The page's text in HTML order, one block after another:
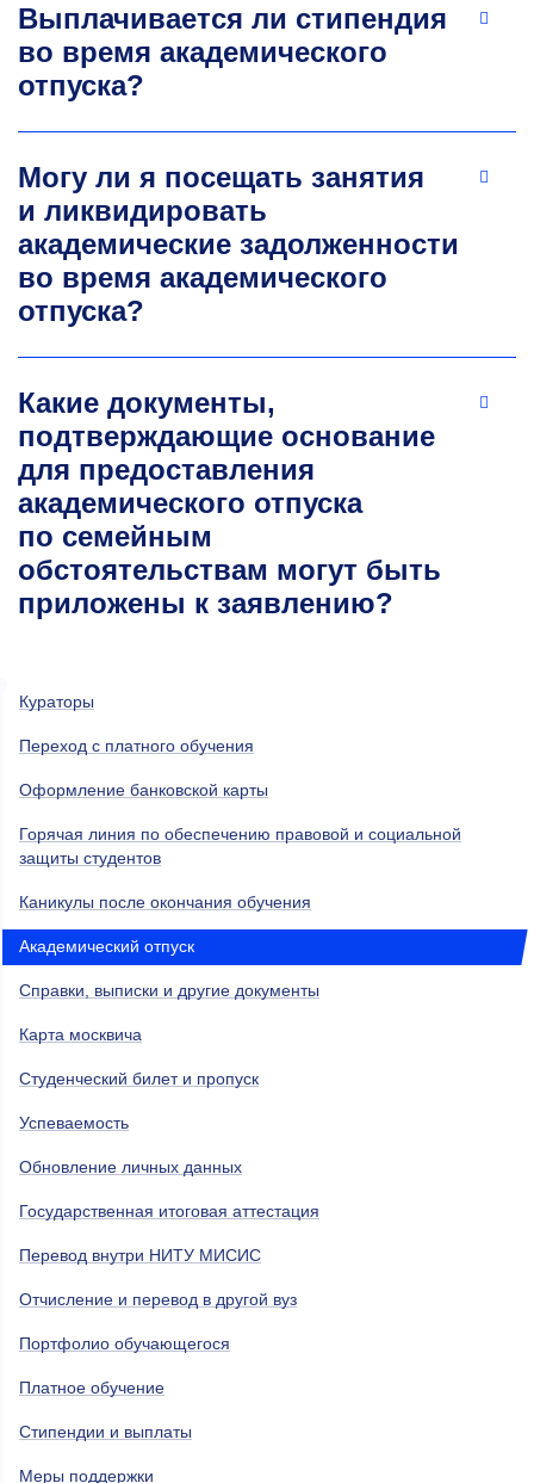
Выплачивается ли стипендия
во время академического
отпуска?
Могу ли я посещать занятия
и ликвидировать
академические задолженности
во время академического
отпуска?
Какие документы,
подтверждающие основание
для предоставления
академического отпуска
по семейным
обстоятельствам могут быть
приложены к заявлению?
Кураторы
Переход с платного обучения
Оформление банковской карты
Горячая линия по обеспечению правовой и социальной
защиты студентов
Каникулы после окончания обучения
Академический отпуск
Справки, выписки и другие документы
Карта москвича
Студенческий билет и пропуск
Успеваемость
Обновление личных данных
Государственная итоговая аттестация
Перевод внутри НИТУ МИСИС
Отчисление и перевод в другой вуз
Портфолио обучающегося
Платное обучение
Стипендии и выплаты
Меры поддержки